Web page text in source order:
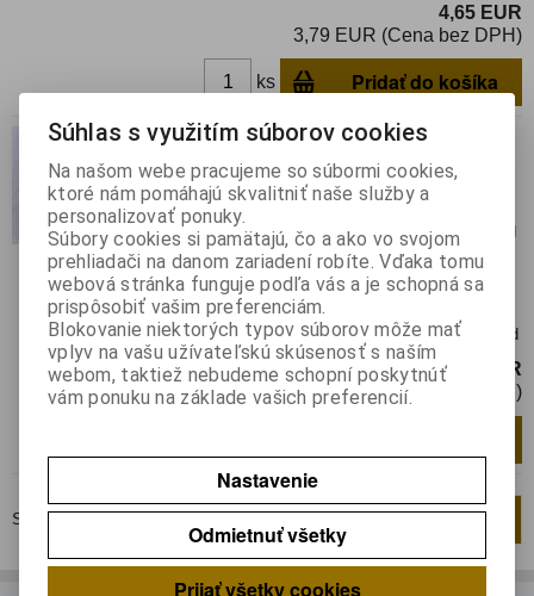
4,65 EUR
3,79 EUR (Cena bez DPH)
ks Pridať do košíka
MN 6221 AA
Katalógové číslo:017567 Výrobca:
Termín dodania(prac.dni)-platí pre sklad
LIESKOVEC: skladom
Hmotnosť:0,0008 kg
Hmotnosť balenia:
0,0008 kg
Integrovaný obvod DIP18 Melodický obvod
5 EUR
4,07 EUR (Cena bez DPH)
Strana1z1Celkom2záznamov
Súhlas s využitím súborov cookies
Na našom webe pracujeme so súbormi cookies,
ktoré nám pomáhajú skvalitniť naše služby a
personalizovať ponuky.
Súbory cookies si pamätajú, čo a ako vo svojom
prehliadači na danom zariadení robíte. Vďaka tomu
webová stránka funguje podľa vás a je schopná sa
prispôsobiť vašim preferenciám.
Blokovanie niektorých typov súborov môže mať
vplyv na vašu užívateľskú skúsenosť s naším
webom, taktiež nebudeme schopní poskytnúť
vám ponuku na základe vašich preferencií.
Nastavenie
Odmietnuť všetky
Prijať všetky cookies